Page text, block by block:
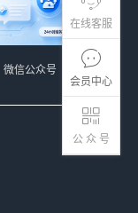
在线客服
会员中心
公 众 号
微信公众号